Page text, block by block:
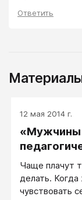
Ответить
12 мая 2014 г.
«Мужчины
Чаще плачут
делать. Когда
чувствовать